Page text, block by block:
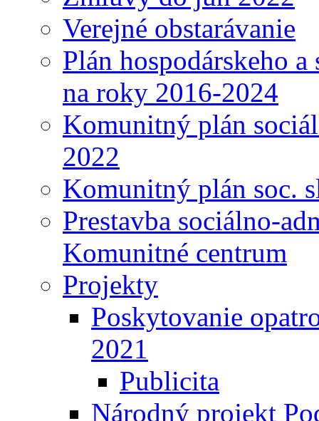
Verejné obstarávanie
Plán hospodárskeho
na roky 2016-2024
Komunitný plán
2022
Komunitný plán soc.
Prestavba sociálno-
Komunitné centrum
Projekty
Poskytovanie
2021
Publicita
Národný projekt